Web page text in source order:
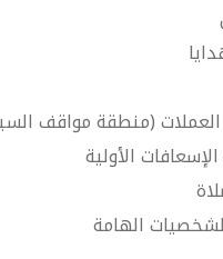
(منطقة مواقف
الأولية
الهامة